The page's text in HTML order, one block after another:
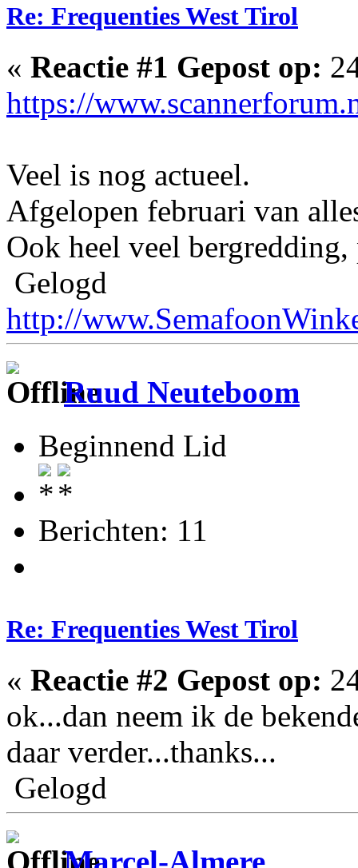
Re: Frequenties West Tirol
« Reactie #1 Gepost op:
https://
Veel is nog actueel.
Afgelopen februari van
Ook heel veel
Gelogd
http://
Ruud Neuteboom
Beginnend Lid
Berichten: 11
Re: Frequenties West Tirol
« Reactie #2 Gepost op:
ok...dan neem ik de
daar verder...thanks...
Gelogd